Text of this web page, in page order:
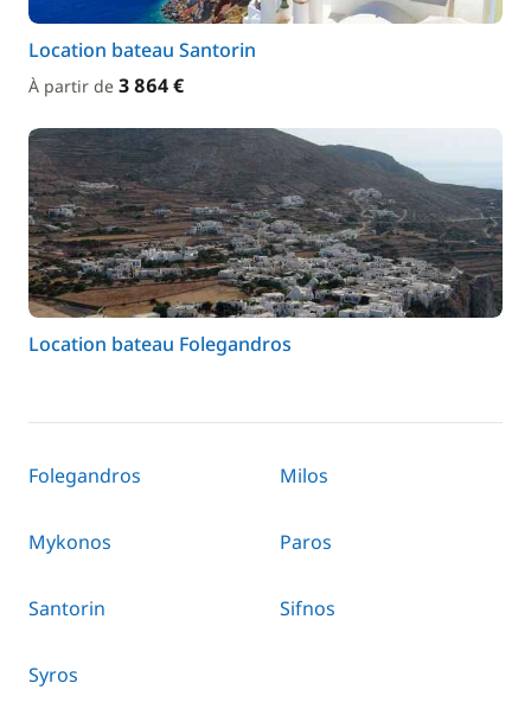
Location bateau Santorin
À partir de 3 864 €
Location bateau Folegandros
Folegandros Milos
Mykonos Paros
Santorin Sifnos
Syros